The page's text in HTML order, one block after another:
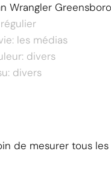
Wrangler Greensboro
les médias
divers
divers
de mesurer tous